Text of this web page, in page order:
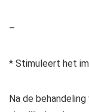
–
* Stimuleert het
Na de